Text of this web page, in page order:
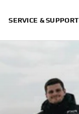
SERVICE & SUPPORT